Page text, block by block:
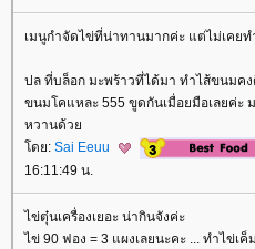
เมนูกำจัดไข่ที่น่าทานมากค่ะ แต่ไม่เคยท
ปล ที่บล็อก มะพร้าวที่ได้มา ทำไส้ขนมค
ขนมโคแหละ 555 ขูดกันเมื่อยมือเลยค่ะ
หวานด้ว
ดย: Sai Eeuu
16:11:49 น.
ไข่ตุ๋นเครื่องเยอะ น่ากินจังค่ะ
ไข่ 90 ฟอง = 3 แผงเลยนะคะ ... ทำไข่เค็